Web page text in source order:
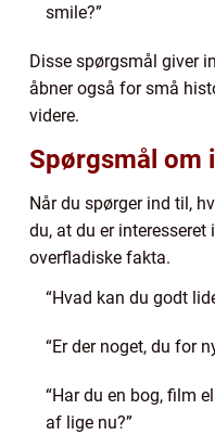
smile?”
Disse spørgsmål giver
åbner også for små
videre.
Spørgsmål om
Når du spørger ind til,
du, at du er
overfladiske fakta.
“Hvad kan du godt
“Er der noget, du for
“Har du en bog, film
af lige nu?”